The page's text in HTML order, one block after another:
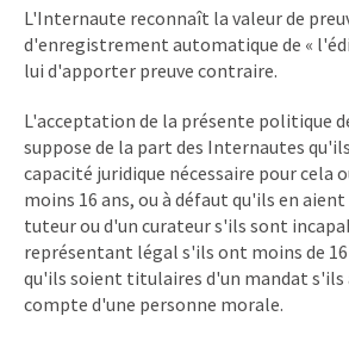
L'Internaute reconnaît la valeur de
d'enregistrement automatique de «
lui d'apporter preuve contraire.
L'acceptation de la présente politique
suppose de la part des Internautes
capacité juridique nécessaire pour cela
moins 16 ans, ou à défaut qu'ils en
tuteur ou d'un curateur s'ils sont
représentant légal s'ils ont moins de 16
qu'ils soient titulaires d'un mandat s'ils
compte d'une personne morale.